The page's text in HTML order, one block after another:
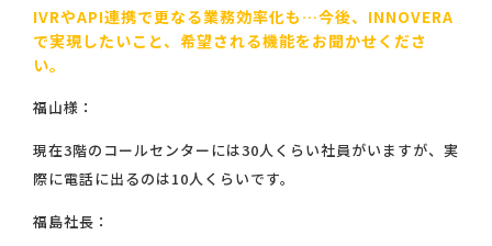
IVRやAPI連携で更なる業務効率化も…今後、INNOVERA
で実現したいこと、希望される機能をお聞かせくださ
い。
福山様：
現在3階のコールセンターには30人くらい社員がいますが、実
際に電話に出るのは10人くらいです。
福島社長：